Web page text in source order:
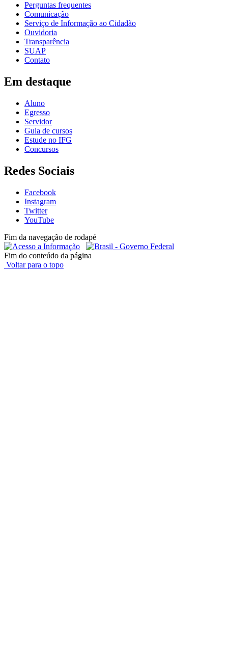
Perguntas frequentes
Comunicação
Serviço de Informação ao Cidadão
Ouvidoria
Transparência
SUAP
Contato
Em destaque
Aluno
Egresso
Servidor
Guia de cursos
Estude no IFG
Concursos
Redes Sociais
Facebook
Instagram
Twitter
YouTube
Fim da navegação de rodapé
Fim do conteúdo da página
Voltar para o topo